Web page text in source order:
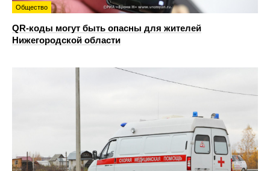
Общество
QR-коды могут быть опасны для жителей
Нижегородской области